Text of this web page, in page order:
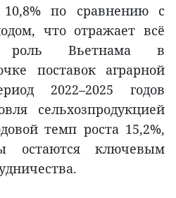
по сравнению с
что отражает всё
роль Вьетнама в
поставок аграрной
2022–2025 годов
сельхозпродукцией
темп роста 15,2%,
остаются ключевым